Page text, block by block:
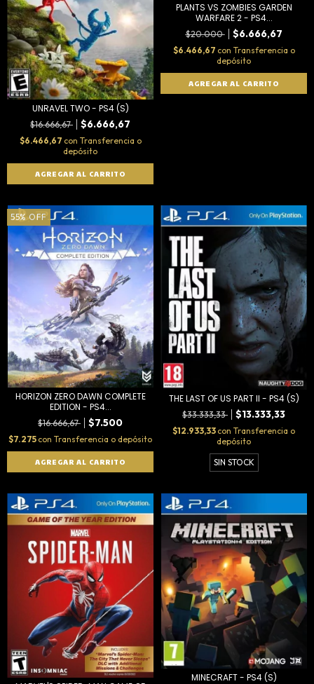
UNRAVEL TWO - PS4 (S)
$16.666,67 $6.666,67
$6.466,67 con Transferencia o
depósito
PLANTS VS ZOMBIES GARDEN
WARFARE 2 - PS4...
$20.000 $6.666,67
$6.466,67 con Transferencia o
depósito
55%OFF
HORIZON ZERO DAWN COMPLETE
EDITION - PS4...
$16.666,67 $7.500
$7.275 con Transferencia o depósito
THE LAST OF US PART II - PS4 (S)
$33.333,33 $13.333,33
$12.933,33 con Transferencia o
depósito
SIN STOCK
MINECRAFT - PS4 (S)